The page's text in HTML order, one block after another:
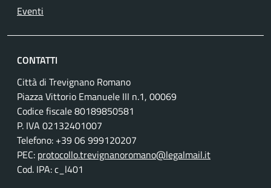
Eventi
CONTATTI
Città di Trevignano Romano
Piazza Vittorio Emanuele III n.1, 00069
Codice fiscale 80189850581
P. IVA 02132401007
Telefono: +39 06 999120207
PEC: protocollo.trevignanoromano@legalmail.it
Cod. IPA: c_l401